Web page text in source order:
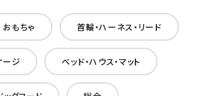
おもちゃ 首輪・ハーネス・リード
ージ ベッド・ハウス・マット